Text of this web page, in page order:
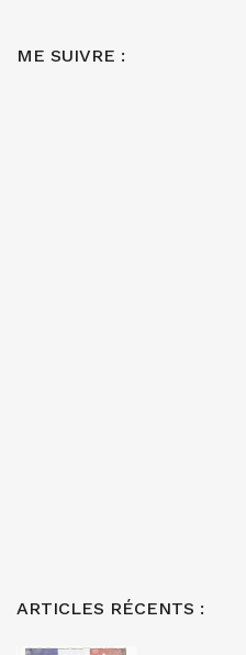
ME SUIVRE :
ARTICLES RÉCENTS :